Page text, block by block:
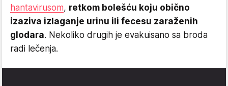
hantavirusom, retkom bolešću koju obično
izaziva izlaganje urinu ili fecesu zaraženih
glodara. Nekoliko drugih je evakuisano sa broda
radi lečenja.